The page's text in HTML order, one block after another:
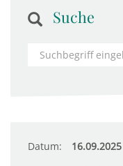
Suche
Datum: 16.09.2025